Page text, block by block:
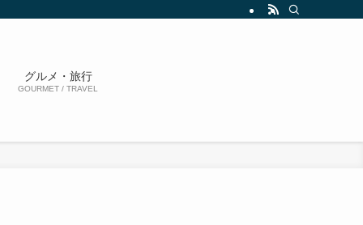
グルメ・旅行
GOURMET / TRAVEL